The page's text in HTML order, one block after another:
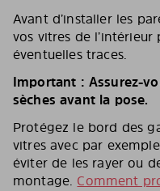
Avant d’installer les
vos vitres de
éventuelles traces.
Important : Assurez-
sèches avant la pose.
Protégez le bord des
vitres avec par
éviter de les rayer ou
montage. Comment